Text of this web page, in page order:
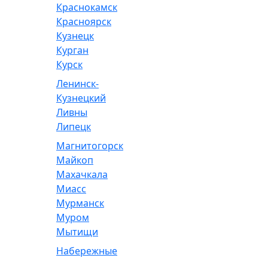
Краснокамск
Красноярск
Кузнецк
Курган
Курск
Ленинск-
Кузнецкий
Ливны
Липецк
Магнитогорск
Майкоп
Махачкала
Миасс
Мурманск
Муром
Мытищи
Набережные